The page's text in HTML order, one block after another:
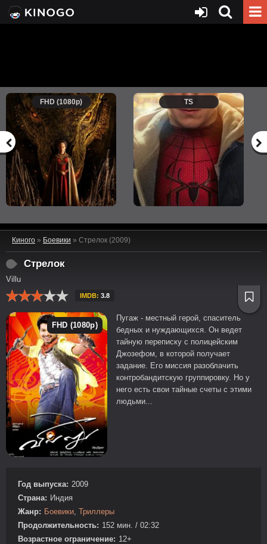
FHD (1080p) TS
Киного » Боевики » Стрелок (2009)
Стрелок
Villu
IMDB: 3.8
FHD (1080p)
Пугаж - местный герой, спаситель
бедных и нуждающихся. Он ведет
тайную переписку с полицейским
Джозефом, в которой получает
задание. Его миссия разоблачить
контробандитскую группировку. Но у
него есть свои тайные счеты с этими
людьми...
Год выпуска: 2009
Страна: Индия
Жанр: Боевики Триллеры
Продолжительность: 152 мин. / 02:32
Возрастное ограничение: 12+